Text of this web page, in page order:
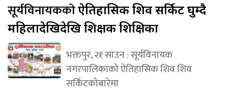
सूर्यविनायककोऐतिहासिक शिव सर्किट घुम्दै
महिलादेखिदेखि शिक्षक शिक्षिका
भक्तपुर, २१ साउन : सूर्यविनायक
नगरपालिकाको ऐतिहासिक शिव शिव
सर्किटकोबारेमा